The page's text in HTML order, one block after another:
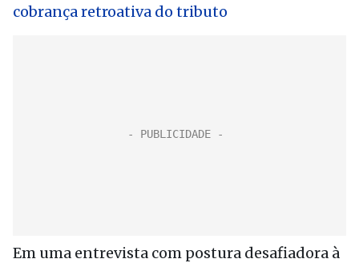
cobrança retroativa do tributo
Em uma entrevista com postura desafiadora à